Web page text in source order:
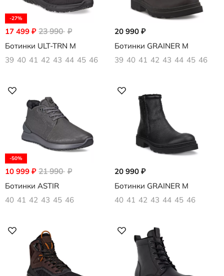
-27%
17 499 ₽ 23 990 ₽
Ботинки ULT-TRN M
39 40 41 42 43 44 45 46
20 990 ₽
Ботинки GRAINER M
39 40 41 42 43 44 45 46
-50%
10 999 ₽ 21 990 ₽
Ботинки ASTIR
40 41 42 43 45 46
20 990 ₽
Ботинки GRAINER M
40 41 42 43 44 45 46